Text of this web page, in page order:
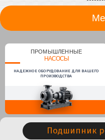
ПРОМЫШЛЕННЫЕ
НАСОСЫ
НАДЕЖНОЕ ОБОРУДОВАНИЕ ДЛЯ ВАШЕГО
ПРОИЗВОДСТВА
Подшипник